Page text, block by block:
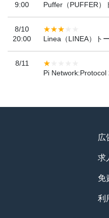
9:00
Puffer（PUFFER）
8/10
20:00
Linea（LINEA）ト
8/11
Pi Network:Protocol
広
求
免
利